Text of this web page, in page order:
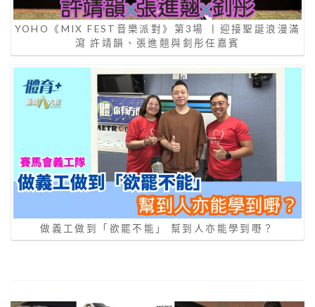
YOHO《MIX FEST音樂派對》第3場 丨迎接聖誕浪漫滿
瀉 許靖韻、張進翹與釗彤任嘉賓
做義工做到「欲罷不能」 幫到人亦能學到嘢？